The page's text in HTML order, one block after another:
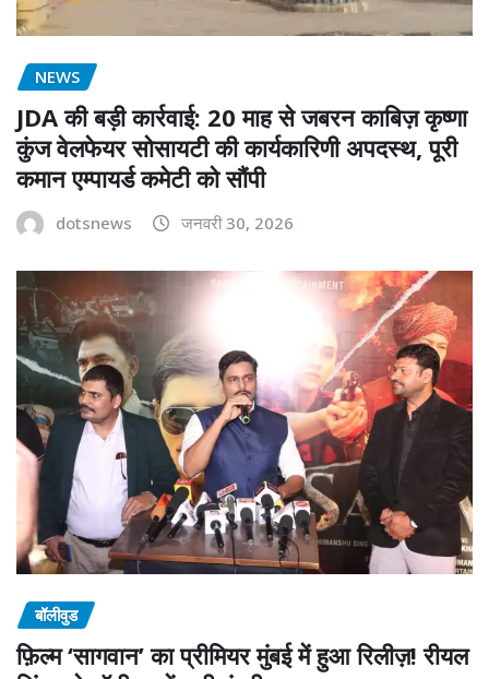
NEWS
JDA की बड़ी कार्रवाई: 20 माह से जबरन काबिज़ कृष्णा
कुंज वेलफेयर सोसायटी की कार्यकारिणी अपदस्थ, पूरी
कमान एम्पायर्ड कमेटी को सौंपी
dotsnews जनवरी 30, 2026
बॉलीवुड
फ़िल्म ‘सागवान’ का प्रीमियर मुंबई में हुआ रिलीज़! रीयल